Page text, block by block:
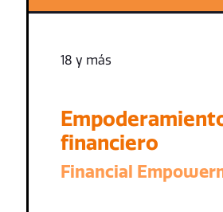
18 y más
financiero
Financial